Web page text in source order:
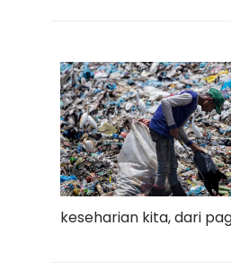
keseharian kita, dari